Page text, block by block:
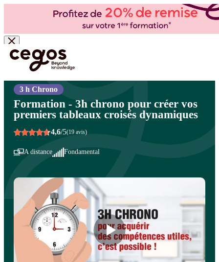
Skip to main content
Vous êtes ici : Accueil >Cegos, organisme de formation à Paris et en régions
- PAO/CAO> Logiciels bureautique
3 h Chrono
Formation - 3h chrono pour créer vos
premiers tableaux croisés dynamiques
4,6/5(19 avis)
A distance Fondamental